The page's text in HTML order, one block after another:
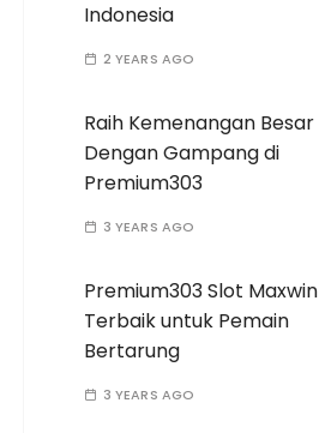
Indonesia
2 YEARS AGO
Raih Kemenangan Besar
Dengan Gampang di
Premium303
3 YEARS AGO
Premium303 Slot Maxwin
Terbaik untuk Pemain
Bertarung
3 YEARS AGO